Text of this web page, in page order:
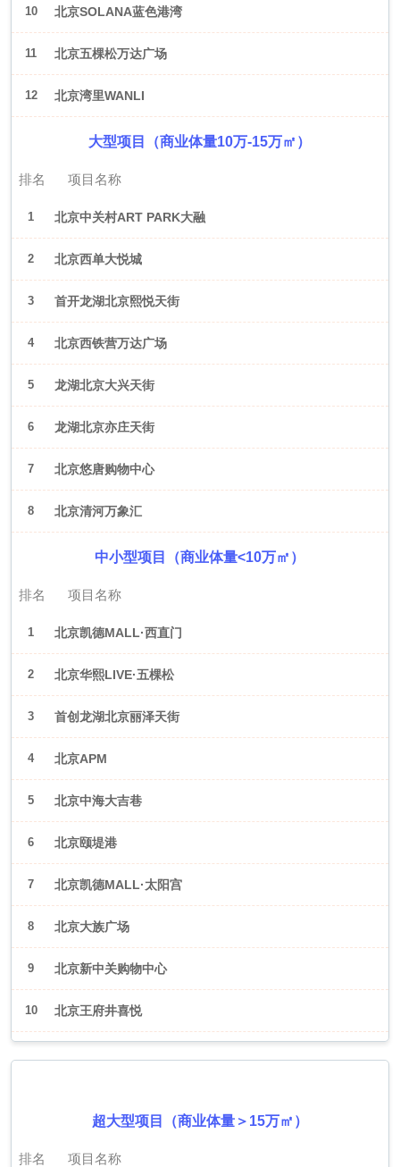
10 北京SOLANA蓝色港湾
11 北京五棵松万达广场
12 北京湾里WANLI
大型项目（商业体量10万-15万㎡）
排名 项目名称
1 北京中关村ART PARK大融
城
2 北京西单大悦城
3 首开龙湖北京熙悦天街
4 北京西铁营万达广场
5 龙湖北京大兴天街
6 龙湖北京亦庄天街
7 北京悠唐购物中心
8 北京清河万象汇
中小型项目（商业体量<10万㎡）
排名 项目名称
1 北京凯德MALL·西直门
2 北京华熙LIVE·五棵松
3 首创龙湖北京丽泽天街
4 北京APM
5 北京中海大吉巷
6 北京颐堤港
7 北京凯德MALL·太阳宫
8 北京大族广场
9 北京新中关购物中心
10 北京王府井喜悦
超大型项目（商业体量＞15万㎡）
排名 项目名称